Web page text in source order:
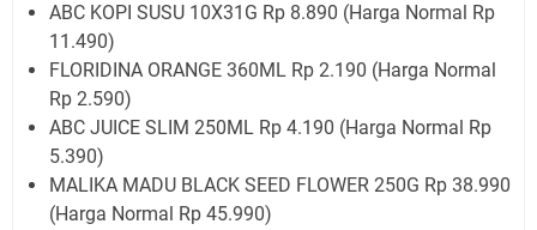
ABC KOPI SUSU 10X31G Rp 8.890 (Harga Normal Rp
11.490)
FLORIDINA ORANGE 360ML Rp 2.190 (Harga Normal
Rp 2.590)
ABC JUICE SLIM 250ML Rp 4.190 (Harga Normal Rp
5.390)
MALIKA MADU BLACK SEED FLOWER 250G Rp 38.990
(Harga Normal Rp 45.990)